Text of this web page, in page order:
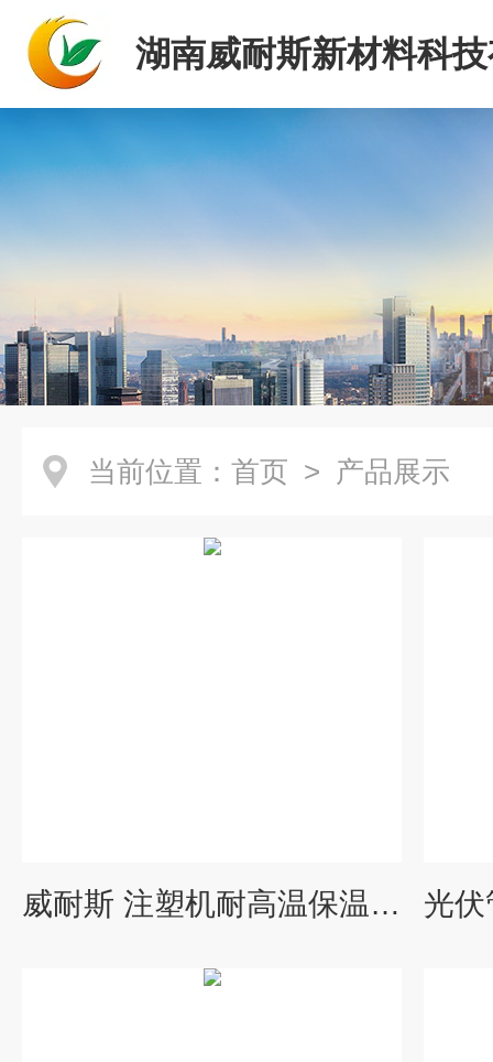
湖南威耐斯新材料科
司
当前位置： 首页 > 产品展示
威耐斯 注塑机耐高温保温圈隔热套 电加热隔热罩 阀门保温衣